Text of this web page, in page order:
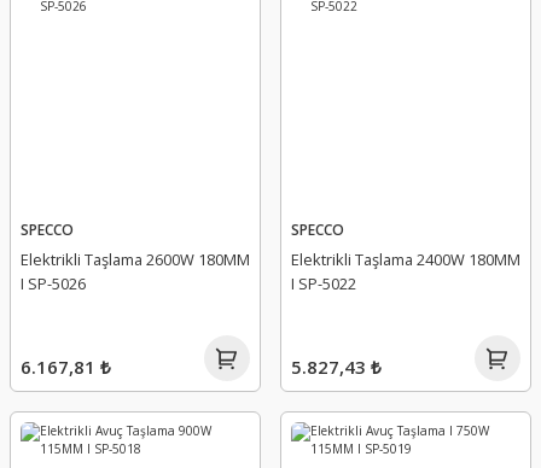
SPECCO
Elektrikli Taşlama 2600W 180MM
I SP-5026
6.167,81 ₺
SPECCO
Elektrikli Taşlama 2400W 180MM
I SP-5022
5.827,43 ₺